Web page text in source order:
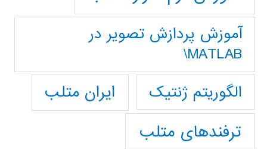
آموزش پردازش تصوير در
MATLAB\
الگوریتم ژنتیک
ایران متلب
ترفندهای متلب